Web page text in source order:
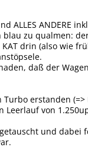
ALLES ANDERE
zu qualmen:
drin (also wie
daß der
erstanden
von
und